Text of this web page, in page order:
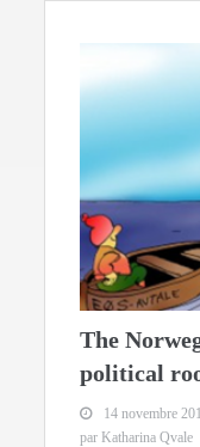
The
political
14 novembre
par Katharina Qvale